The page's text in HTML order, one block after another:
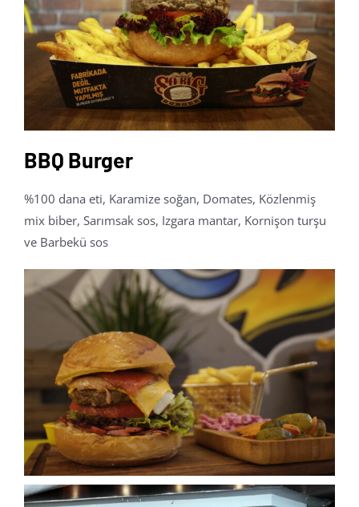
BBQ Burger
%100 dana eti, Karamize soğan, Domates, Közlenmiş
mix biber, Sarımsak sos, Izgara mantar, Kornişon turşu
ve Barbekü sos